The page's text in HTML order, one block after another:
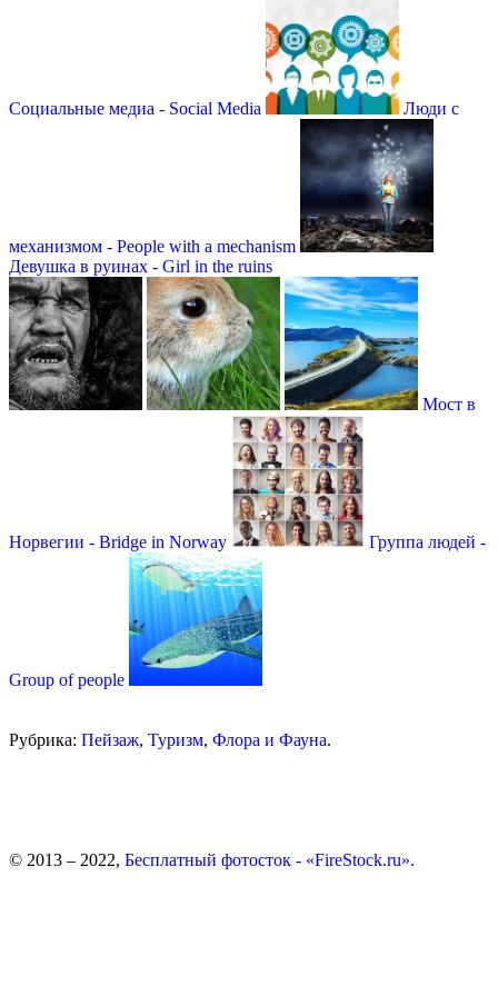
Социальные медиа - Social Media Люди с
механизмом - People with a mechanism
Девушка в руинах - Girl in the ruins
Мост в
Норвегии - Bridge in Norway Группа людей -
Group of people
Рубрика: Пейзаж, Туризм, Флора и Фауна.
© 2013 – 2022, Бесплатный фотосток - «FireStock.ru».